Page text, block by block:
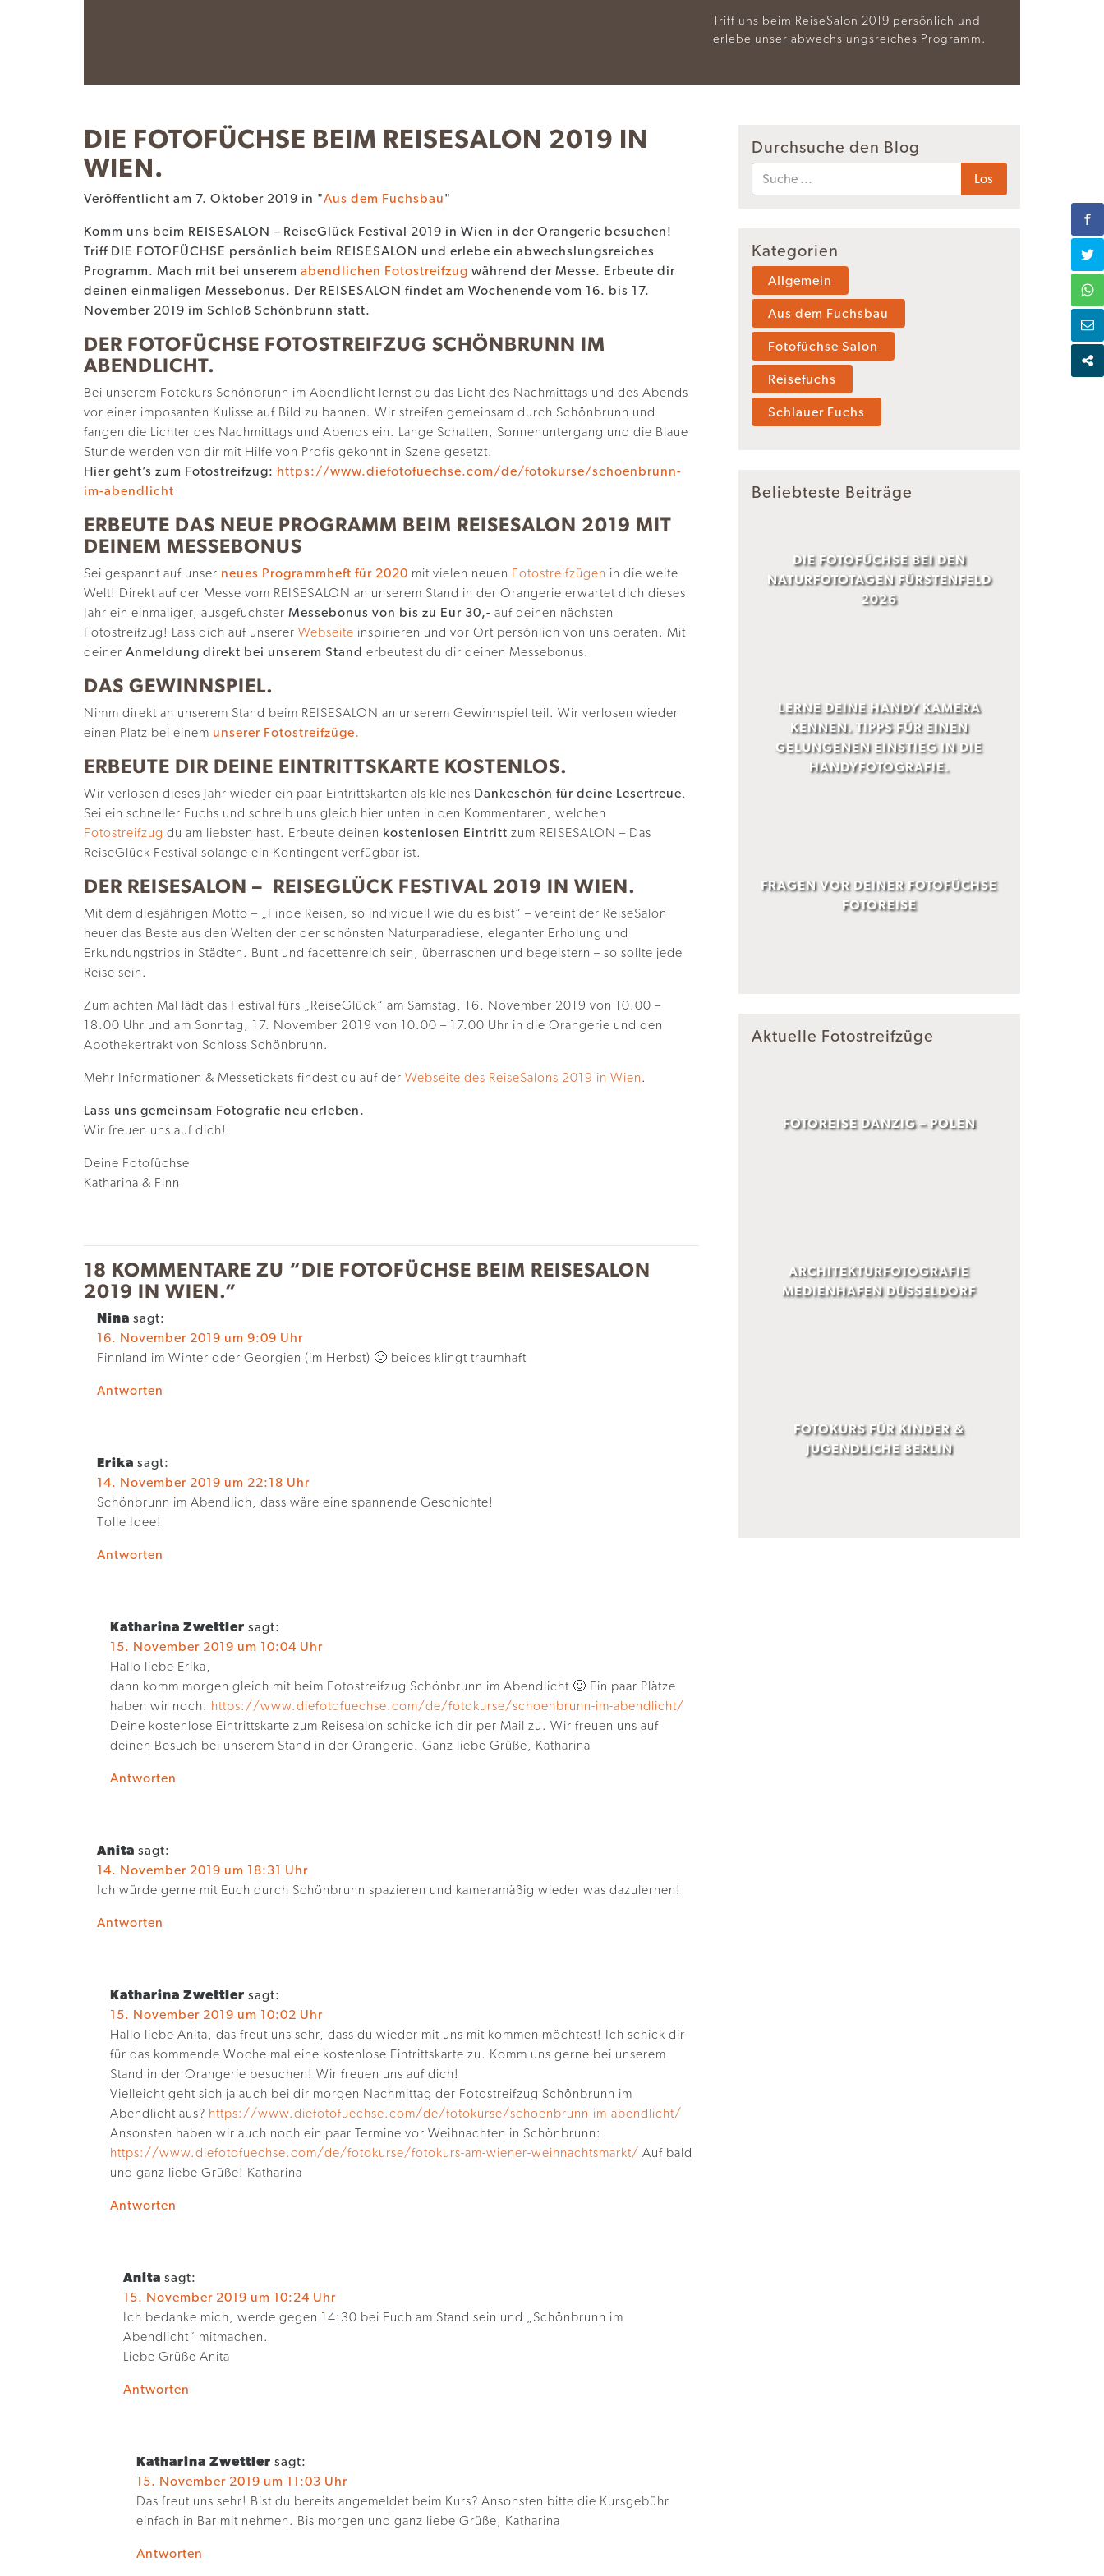
Triff uns beim ReiseSalon 2019 persönlich und
erlebe unser abwechslungsreiches Programm.
DIE FOTOFÜCHSE BEIM REISESALON 2019 IN
WIEN.
Veröffentlicht am 7. Oktober 2019 in "Aus dem Fuchsbau"
Komm uns beim REISESALON – ReiseGlück Festival 2019 in Wien in der Orangerie besuchen!
Triff DIE FOTOFÜCHSE persönlich beim REISESALON und erlebe ein abwechslungsreiches
Programm. Mach mit bei unserem abendlichen Fotostreifzug während der Messe. Erbeute dir
deinen einmaligen Messebonus. Der REISESALON findet am Wochenende vom 16. bis 17.
November 2019 im Schloß Schönbrunn statt.
DER FOTOFÜCHSE FOTOSTREIFZUG SCHÖNBRUNN IM
ABENDLICHT.
Bei unserem Fotokurs Schönbrunn im Abendlicht lernst du das Licht des Nachmittags und des Abends
vor einer imposanten Kulisse auf Bild zu bannen. Wir streifen gemeinsam durch Schönbrunn und
fangen die Lichter des Nachmittags und Abends ein. Lange Schatten, Sonnenuntergang und die Blaue
Stunde werden von dir mit Hilfe von Profis gekonnt in Szene gesetzt.
Hier geht’s zum Fotostreifzug: https://www.diefotofuechse.com/de/fotokurse/schoenbrunn-
im-abendlicht
ERBEUTE DAS NEUE PROGRAMM BEIM REISESALON 2019 MIT
DEINEM MESSEBONUS
Sei gespannt auf unser neues Programmheft für 2020 mit vielen neuen Fotostreifzügen in die weite
Welt! Direkt auf der Messe vom REISESALON an unserem Stand in der Orangerie erwartet dich dieses
Jahr ein einmaliger, ausgefuchster Messebonus von bis zu Eur 30,- auf deinen nächsten
Fotostreifzug! Lass dich auf unserer Webseite inspirieren und vor Ort persönlich von uns beraten. Mit
deiner Anmeldung direkt bei unserem Stand erbeutest du dir deinen Messebonus.
DAS GEWINNSPIEL.
Nimm direkt an unserem Stand beim REISESALON an unserem Gewinnspiel teil. Wir verlosen wieder
einen Platz bei einem unserer Fotostreifzüge.
ERBEUTE DIR DEINE EINTRITTSKARTE KOSTENLOS.
Wir verlosen dieses Jahr wieder ein paar Eintrittskarten als kleines Dankeschön für deine Lesertreue.
Sei ein schneller Fuchs und schreib uns gleich hier unten in den Kommentaren, welchen
Fotostreifzug du am liebsten hast. Erbeute deinen kostenlosen Eintritt zum REISESALON – Das
ReiseGlück Festival solange ein Kontingent verfügbar ist.
DER REISESALON – REISEGLÜCK FESTIVAL 2019 IN WIEN.
Mit dem diesjährigen Motto – „Finde Reisen, so individuell wie du es bist“ – vereint der ReiseSalon
heuer das Beste aus den Welten der der schönsten Naturparadiese, eleganter Erholung und
Erkundungstrips in Städten. Bunt und facettenreich sein, überraschen und begeistern – so sollte jede
Reise sein.
Zum achten Mal lädt das Festival fürs „ReiseGlück“ am Samstag, 1 6. November 2019 von 10.00 –
18.00 Uhr und am Sonntag, 1 7. November 2019 von 10.00 – 17.00 Uhr in die Orangerie und den
Apothekertrakt von Schloss Schönbrunn.
Mehr Informationen & Messetickets findest du auf der Webseite des ReiseSalons 2019 in Wien.
Lass uns gemeinsam Fotografie neu erleben.
Wir freuen uns auf dich!
Deine Fotofüchse
Katharina & Finn
18 KOMMENTARE ZU “DIE FOTOFÜCHSE BEIM REISESALON
2019 IN WIEN.”
Nina sagt:
16. November 2019 um 9:09 Uhr
Finnland im Winter oder Georgien (im Herbst) 🙂 beides klingt traumhaft
Antworten
Erika sagt:
14. November 2019 um 22:18 Uhr
Schönbrunn im Abendlich, dass wäre eine spannende Geschichte!
Tolle Idee!
Antworten
Katharina Zwettler sagt:
15. November 2019 um 10:04 Uhr
Hallo liebe Erika,
dann komm morgen gleich mit beim Fotostreifzug Schönbrunn im Abendlicht 🙂 Ein paar Plätze
haben wir noch: https://www.diefotofuechse.com/de/fotokurse/schoenbrunn-im-abendlicht/
Deine kostenlose Eintrittskarte zum Reisesalon schicke ich dir per Mail zu. Wir freuen uns auf
deinen Besuch bei unserem Stand in der Orangerie. Ganz liebe Grüße, Katharina
Antworten
Anita sagt:
14. November 2019 um 18:31 Uhr
Ich würde gerne mit Euch durch Schönbrunn spazieren und kameramäßig wieder was dazulernen!
Antworten
Katharina Zwettler sagt:
15. November 2019 um 10:02 Uhr
Hallo liebe Anita, das freut uns sehr, dass du wieder mit uns mit kommen möchtest! Ich schick dir
für das kommende Woche mal eine kostenlose Eintrittskarte zu. Komm uns gerne bei unserem
Stand in der Orangerie besuchen! Wir freuen uns auf dich!
Vielleicht geht sich ja auch bei dir morgen Nachmittag der Fotostreifzug Schönbrunn im
Abendlicht aus? https://www.diefotofuechse.com/de/fotokurse/schoenbrunn-im-abendlicht/
Ansonsten haben wir auch noch ein paar Termine vor Weihnachten in Schönbrunn:
https://www.diefotofuechse.com/de/fotokurse/fotokurs-am-wiener-weihnachtsmarkt/ Auf bald
und ganz liebe Grüße! Katharina
Antworten
Anita sagt:
15. November 2019 um 10:24 Uhr
Ich bedanke mich, werde gegen 14:30 bei Euch am Stand sein und „Schönbrunn im
Abendlicht“ mitmachen.
Liebe Grüße Anita
Antworten
Katharina Zwettler sagt:
15. November 2019 um 11:03 Uhr
Das freut uns sehr! Bist du bereits angemeldet beim Kurs? Ansonsten bitte die Kursgebühr
einfach in Bar mit nehmen. Bis morgen und ganz liebe Grüße, Katharina
Antworten
Durchsuche den Blog
Kategorien
Allgemein
Aus dem Fuchsbau
Fotofüchse Salon
Reisefuchs
Schlauer Fuchs
Beliebteste Beiträge
DIE FOTOFÜCHSE BEI DEN
NATURFOTOTAGEN FÜRSTENFELD
2026
LERNE DEINE HANDY KAMERA
KENNEN. TIPPS FÜR EINEN
GELUNGENEN EINSTIEG IN DIE
HANDYFOTOGRAFIE.
FRAGEN VOR DEINER FOTOFÜCHSE
FOTOREISE
Aktuelle Fotostreifzüge
FOTOREISE DANZIG – POLEN
ARCHITEKTURFOTOGRAFIE
MEDIENHAFEN DÜSSELDORF
FOTOKURS FÜR KINDER &
JUGENDLICHE BERLIN